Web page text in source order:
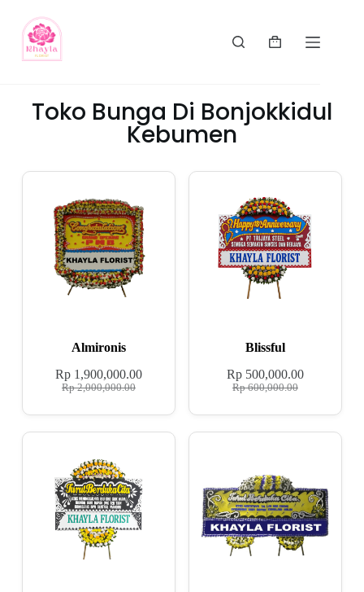
Toko Bunga Di Bonjokkidul
Kebumen
Almironis
Rp2,000,000.00
Rp1,900,000.00
Blissful
Rp600,000.00
Rp 500,000.00